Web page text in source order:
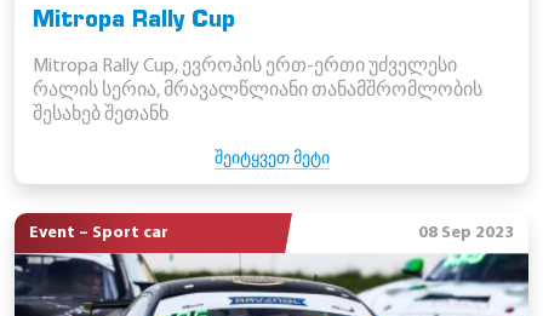
Mitropa Rally Cup
Mitropa Rally Cup, ევროპის ერთ-ერთი უძველესი
რალის სერია, მრავალწლიანი თანამშრომლობის
შესახებ შეთანხ
ᲨᲔᲘᲢᲧᲕᲔᲗ ᲛᲔᲢᲘ
Event – Sport car 08 Sep 2023